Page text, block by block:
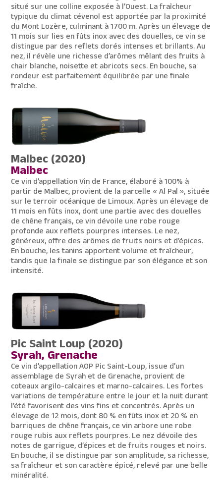
situé sur une colline exposée à l’Ouest. La fraîcheur
typique du climat cévenol est apportée par la proximité
du Mont Lozère, culminant à 1700 m. Après un élevage de
11 mois sur lies en fûts inox avec des douelles, ce vin se
distingue par des reflets dorés intenses et brillants. Au
nez, il révèle une richesse d’arômes mêlant des fruits à
chair blanche, noisette et abricots secs. En bouche, sa
rondeur est parfaitement équilibrée par une finale
fraîche.
Malbec (2020)
Malbec
Ce vin d’appellation Vin de France, élaboré à 100% à
partir de Malbec, provient de la parcelle « Al Pal », située
sur le terroir océanique de Limoux. Après un élevage de
11 mois en fûts inox, dont une partie avec des douelles
de chêne français, ce vin dévoile une robe rouge
profonde aux reflets pourpres intenses. Le nez,
généreux, offre des arômes de fruits noirs et d’épices.
En bouche, les tanins apportent volume et fraîcheur,
tandis que la finale se distingue par son élégance et son
intensité.
Pic Saint Loup (2020)
Syrah, Grenache
Ce vin d’appellation AOP Pic Saint-Loup, issue d’un
assemblage de Syrah et de Grenache, provient de
coteaux argilo-calcaires et marno-calcaires. Les fortes
variations de température entre le jour et la nuit durant
l’été favorisent des vins fins et concentrés. Après un
élevage de 12 mois, dont 80 % en fûts inox et 20 % en
barriques de chêne français, ce vin arbore une robe
rouge rubis aux reflets pourpres. Le nez dévoile des
notes de garrigue, d’épices et de fruits rouges et noirs.
En bouche, il se distingue par son amplitude, sa richesse,
sa fraîcheur et son caractère épicé, relevé par une belle
minéralité.